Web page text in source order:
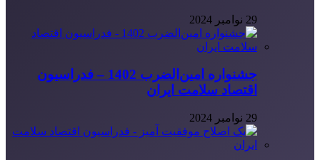
29 نوامبر 2024
جشنواره امین‌الضرب 1402 – فدراسیون
اقتصاد سلامت ایران
29 نوامبر 2024